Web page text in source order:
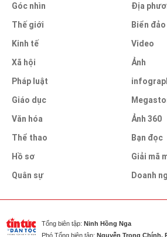
Góc nhìn
Thế giới
Kinh tế
Xã hội
Pháp luật
Giáo dục
Văn hóa
Thể thao
Hồ sơ
Quân sự
Địa
Biển đảo
Video
Ảnh
Ảnh 360
Bạn đọc
Giải mã
Doanh
Tổng biên tập: Ninh Hồng Nga
Phó Tổng biên tập: Nguyễn Trọng Chính,